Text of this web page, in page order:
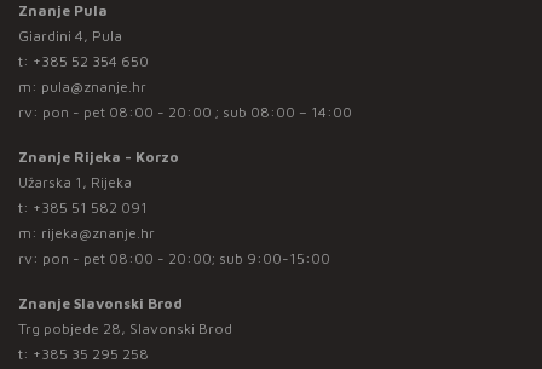
Znanje Pula
Giardini 4, Pula
t: +385 52 354 650
m: pula@znanje.hr
rv: pon - pet 08:00 - 20:00 ; sub 08:00 – 14:00
Znanje Rijeka - Korzo
Užarska 1, Rijeka
t: +385 51 582 091
m: rijeka@znanje.hr
rv: pon - pet 08:00 - 20:00; sub 9:00-15:00
Znanje Slavonski Brod
Trg pobjede 28, Slavonski Brod
t: +385 35 295 258